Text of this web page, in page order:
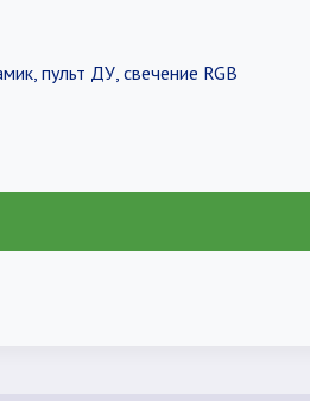
пульт ДУ, свечение RGB